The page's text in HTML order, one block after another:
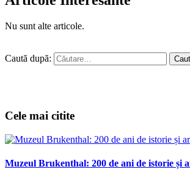
Nu sunt alte articole.
Caută după:
Cele mai citite
Muzeul Brukenthal: 200 de ani de istorie și